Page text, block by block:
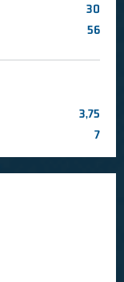
30
56
3,75
7